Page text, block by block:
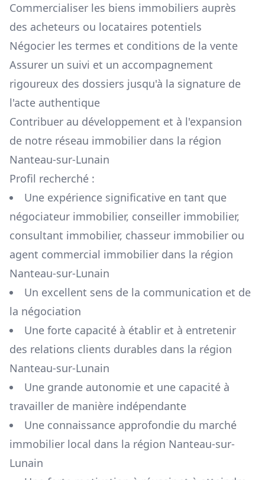
Commercialiser les biens immobiliers auprès
des acheteurs ou locataires potentiels
Négocier les termes et conditions de la vente
Assurer un suivi et un accompagnement
rigoureux des dossiers jusqu'à la signature de
l'acte authentique
Contribuer au développement et à l'expansion
de notre réseau immobilier dans la région
Nanteau-sur-Lunain
Profil recherché :
Une expérience significative en tant que
négociateur immobilier, conseiller immobilier,
consultant immobilier, chasseur immobilier ou
agent commercial immobilier dans la région
Nanteau-sur-Lunain
Un excellent sens de la communication et de
la négociation
Une forte capacité à établir et à entretenir
des relations clients durables dans la région
Nanteau-sur-Lunain
Une grande autonomie et une capacité à
travailler de manière indépendante
Une connaissance approfondie du marché
immobilier local dans la région Nanteau-sur-
Lunain